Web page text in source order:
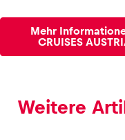
Mehr
CRUISES
Weitere